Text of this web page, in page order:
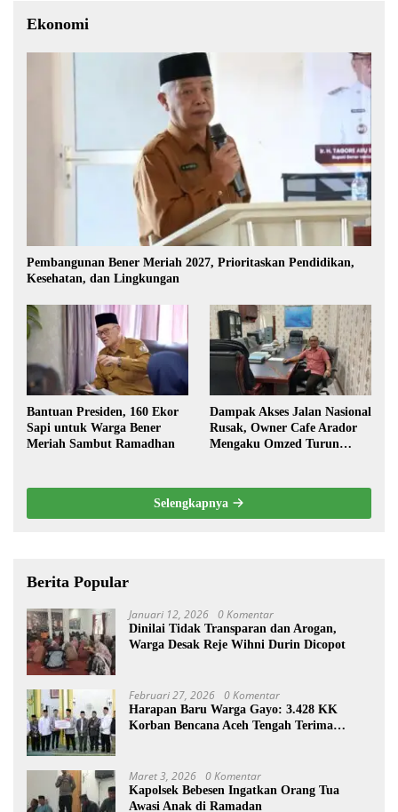
Ekonomi
Pembangunan Bener Meriah 2027, Prioritaskan Pendidikan,
Kesehatan, dan Lingkungan
Bantuan Presiden, 160 Ekor
Sapi untuk Warga Bener
Meriah Sambut Ramadhan
Dampak Akses Jalan Nasional
Rusak, Owner Cafe Arador
Mengaku Omzed Turun
Selengkapnya
Berita Popular
Januari 12, 2026 0 Komentar
Dinilai Tidak Transparan dan Arogan,
Warga Desak Reje Wihni Durin Dicopot
Februari 27, 2026 0 Komentar
Harapan Baru Warga Gayo: 3.428 KK
Korban Bencana Aceh Tengah Terima
Maret 3, 2026 0 Komentar
Kapolsek Bebesen Ingatkan Orang Tua
Awasi Anak di Ramadan